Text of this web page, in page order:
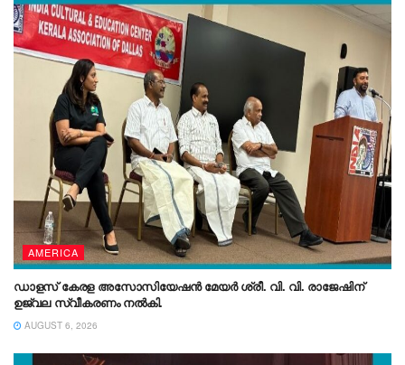
AMERICA
ഡാളസ് കേരള അസോസിയേഷൻ മേയർ ശ്രീ. വി. വി. രാജേഷിന്
ഉജ്വല സ്വീകരണം നൽകി.
AUGUST 6, 2026